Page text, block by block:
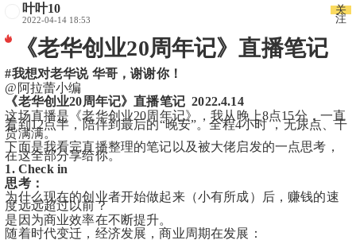
叶叶10
2022-04-14 18:53
关
注
《老华创业20周年记》直播笔记
#我想对老华说 华哥，谢谢你！
@阿拉蕾小编
《老华创业20周年记》直播笔记  2022.4.14
这场直播是《老华创业20周年记》，我从晚上8点15分，一直
看到12点半，陪伴到最后的“晚安”。全程4小时 ，无尿点、干
货满满。
下面是我看完直播整理的笔记以及被大佬启发的一点思考，
在这全部分享给你。
1. Check in
思考：
为什么现在的创业者开始做起来（小有所成）后，赚钱的速
度远远超过以前？
是因为商业效率在不断提升。
随着时代变迁，经济发展，商业周期在发展：